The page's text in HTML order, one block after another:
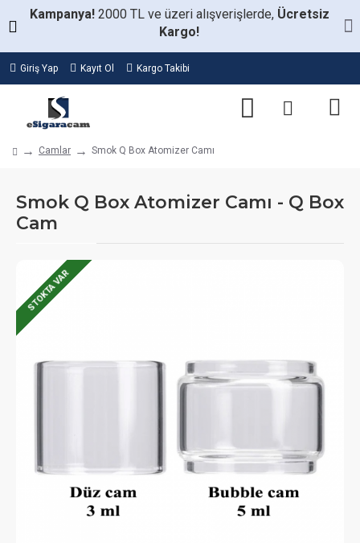
Kampanya! 2000 TL ve üzeri alışverişlerde, Ücretsiz
Kargo!
Giriş Yap Kayıt Ol Kargo Takibi
Camlar Smok Q Box Atomizer Camı
Smok Q Box Atomizer Camı - Q Box
Cam
STOKTA VAR